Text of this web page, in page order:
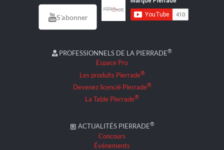
S'abonner
PROFESSIONNELS DE LA PIERRADE®
Espace Pro
Les produits Pierrade®
Devenez licencié Pierrade®
La Table Pierrade®
ACTUALITÉS PIERRADE®
Concours
Événements